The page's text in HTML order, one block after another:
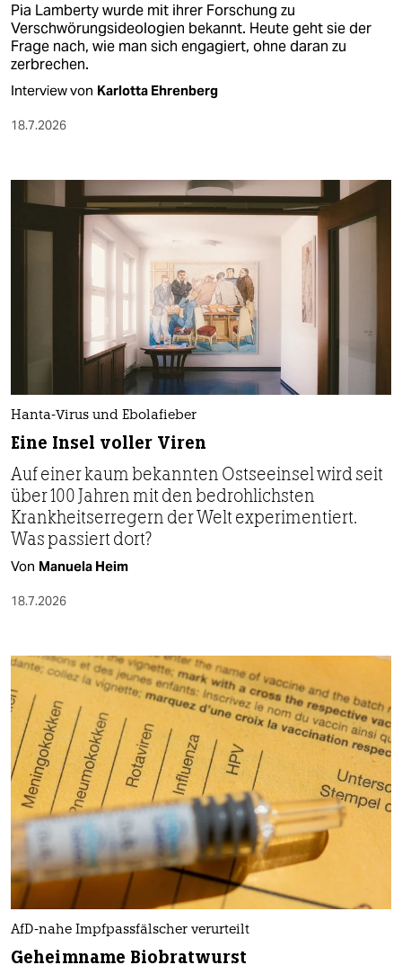
Pia Lamberty wurde mit ihrer Forschung zu
Verschwörungsideologien bekannt. Heute geht sie der
Frage nach, wie man sich engagiert, ohne daran zu
zerbrechen.
Interview von Karlotta Ehrenberg
18.7.2026
Hanta-Virus und Ebolafieber
Eine Insel voller Viren
Auf einer kaum bekannten Ostseeinsel wird seit
über 100 Jahren mit den bedrohlichsten
Krankheitserregern der Welt experimentiert.
Was passiert dort?
Von Manuela Heim
18.7.2026
AfD-nahe Impfpassfälscher verurteilt
Geheimname Biobratwurst